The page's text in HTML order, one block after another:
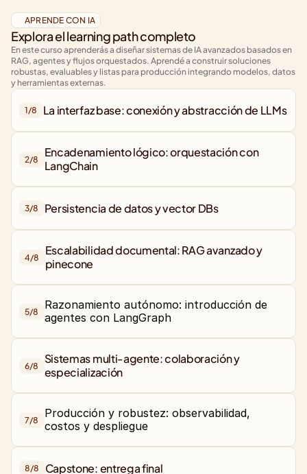
APRENDE CON IA
Explora el learning path completo
En este curso aprenderás a diseñar sistemas de IA avanzados basados en
RAG, agentes y flujos orquestados. Aprendé a construir soluciones
robustas, evaluables y listas para producción integrando modelos, datos
y herramientas externas.
1/8 La interfaz base: conexión y abstracción de LLMs
2/8
Encadenamiento lógico: orquestación con
LangChain
3/8 Persistencia de datos y vector DBs
4/8
Escalabilidad documental: RAG avanzado y
5/8
Razonamiento autónomo: introducción de
agentes con LangGraph
6/8
Sistemas multi-agente: colaboración y
especialización
7/8
Producción y robustez: observabilidad,
costos y despliegue
8/8